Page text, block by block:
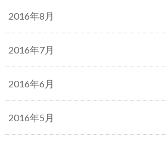
2016年8月
2016年7月
2016年6月
2016年5月